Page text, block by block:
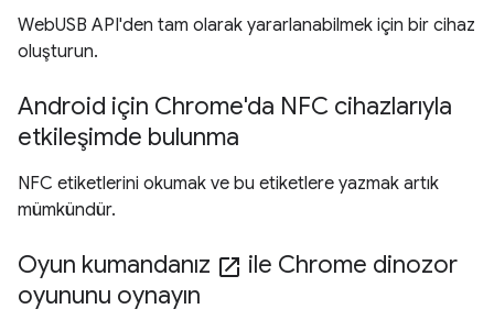
WebUSB API'den tam olarak yararlanabilmek için bir cihaz
oluşturun.
Android için Chrome'da NFC cihazlarıyla
etkileşimde bulunma
NFC etiketlerini okumak ve bu etiketlere yazmak artık
mümkündür.
Oyun kumandanız open_in_new ile Chrome dinozor
oyununu oynayın